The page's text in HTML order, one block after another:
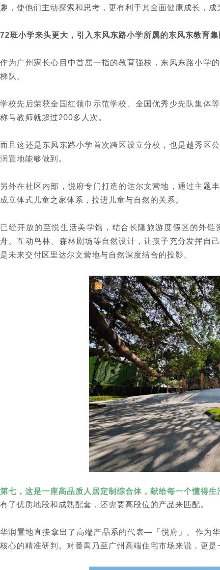
趣，使他们主动探索和思考，更有利于其全面健康成长，
72班小学来头更大，引入东风东路小学所属的东风东教育
作为广州家长心目中首屈一指的教育强校，东风东路小学
梯队。
学校先后荣获全国红领巾示范学校、全国优秀少先队集体
称号教师就超过200多人次。
而且这还是东风东路小学首次跨区设立分校，也是越秀区
润置地能够做到。
另外在社区内部，悦府专门打造的达尔文营地，通过主题
成立体式儿童之家体系，拉进儿童与自然的关系。
已经开放的至悦生活美学馆，结合长隆旅游度假区的外
舟、互动鸟林、森林剧场等自然设计，让孩子充分发挥自
是未来交付区里达尔文营地与自然深度结合的投影。
第七，这是一座高品质人居定制综合体，献给每一个懂得生
有了优质地段和成熟配套，还需要高段位的产品来匹配。
华润置地直接拿出了高端产品系的代表—「悦府」。作为
核心的精准研判。对番禺乃至广州高端住宅市场来说，更